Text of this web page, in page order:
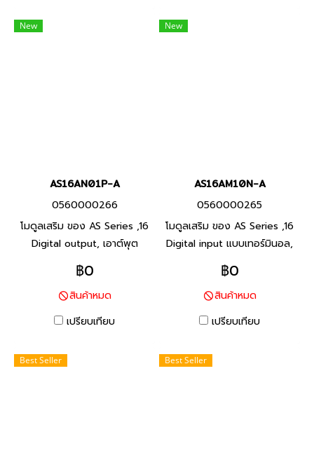
New
AS16AN01P-A
0560000266
โมดูลเสริม ของ AS Series ,16
Digital output, เอาต์พุต
ทรานซิสเตอร์ PNP, Product
P/N: AS16AN01P-A พีแอลซี
แบรนด์ เดลต้า สินค้าแบรนด์
ไต้หวัน
฿0
สินค้าหมด
เปรียบเทียบ
New
AS16AM10N-A
0560000265
โมดูลเสริม ของ AS Series ,16
Digital input แบบเทอร์มินอล,
แรงดัน 24V (S/S) Product
P/N: AS16AM10N-A พีแอลซี
แบรนด์ เดลต้า สินค้าแบรนด์
ไต้หวัน
฿0
สินค้าหมด
เปรียบเทียบ
Best Seller Best Seller